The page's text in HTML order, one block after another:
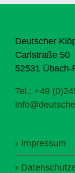
Deutscher
Carlstraße 50
52531 Übach-
Tel.: +49
Impressum